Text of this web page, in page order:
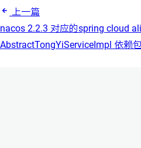
上一篇
nacos 2.2.3 对应的spring cloud
AbstractTongYiServiceImpl 依赖